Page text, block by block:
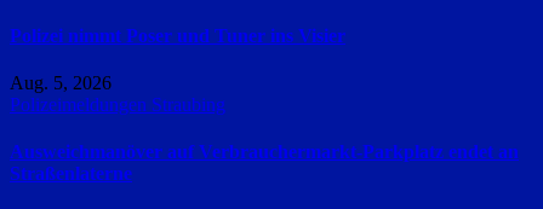
Polizei nimmt Poser und Tuner ins Visier
Aug. 5, 2026
Polizeimeldungen Straubing
Ausweichmanöver auf Verbrauchermarkt-Parkplatz endet an
Straßenlaterne